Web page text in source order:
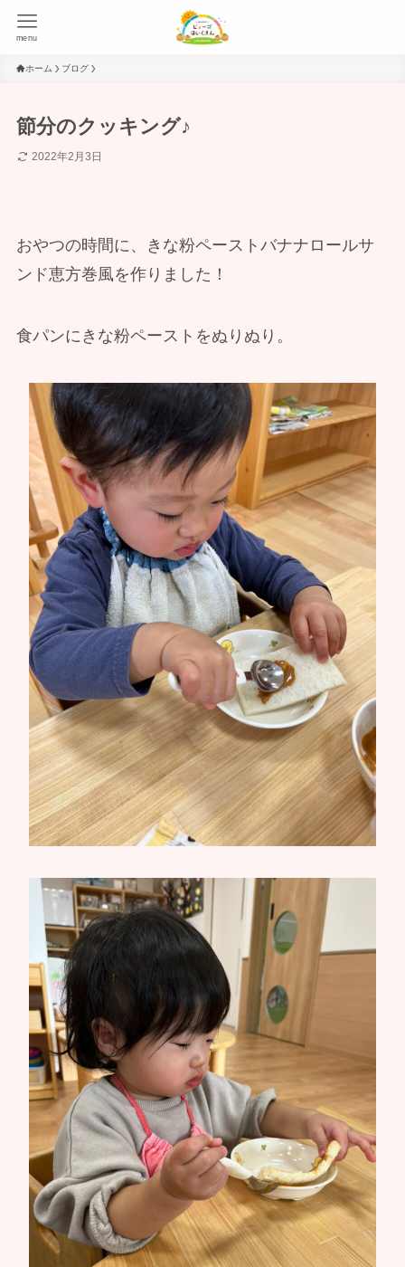
menu
ホーム ブログ
節分のクッキング♪
2022年2月3日
おやつの時間に、きな粉ペーストバナナロールサ
ンド恵方巻風を作りました！
食パンにきな粉ペーストをぬりぬり。